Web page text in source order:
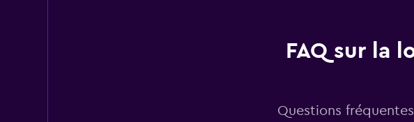
FAQ sur la
Questions